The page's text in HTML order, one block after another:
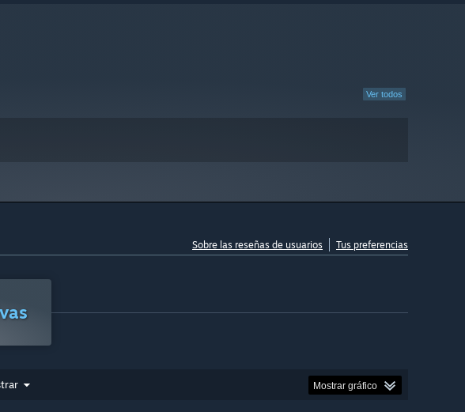
Ver todos
Sobre las reseñas de usuarios Tus preferencias
Mostrar gráfico